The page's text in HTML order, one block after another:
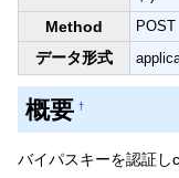
Method POST
データ形式
概要 †
バイパスキーを認証し